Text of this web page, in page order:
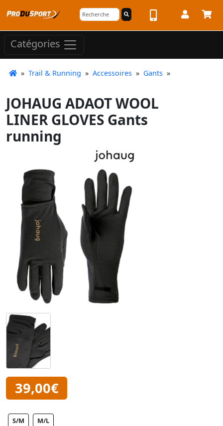
Catégories
» Trail & Running » Accessoires » Gants »
JOHAUG ADAOT WOOL
LINER GLOVES Gants
running
39,00€
S/M M/L